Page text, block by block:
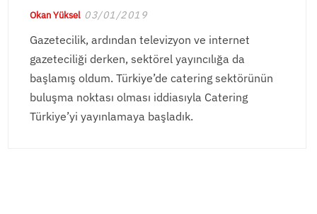
Okan Yüksel 03/01/2019
Gazetecilik, ardından televizyon ve internet
gazeteciliği derken, sektörel yayıncılığa da
başlamış oldum. Türkiye’de catering sektörünün
buluşma noktası olması iddiasıyla Catering
Türkiye’yi yayınlamaya başladık.